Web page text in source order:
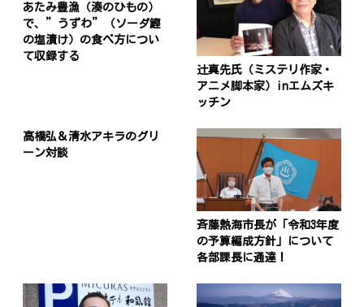
あたみ豊漁（湊のひもの）
で、”うずわ”（ソーダ鰹
の塩漬け）の食べ方につい
て収録する
辻真先氏（ミステリ作家・
アニメ脚本家）inエムズキ
ッチン
高橋弘＆清水アキラのグリ
ーン対談
斉藤熱海市長が「令和3年度
の予算編成方針」について
各部課長に通達！